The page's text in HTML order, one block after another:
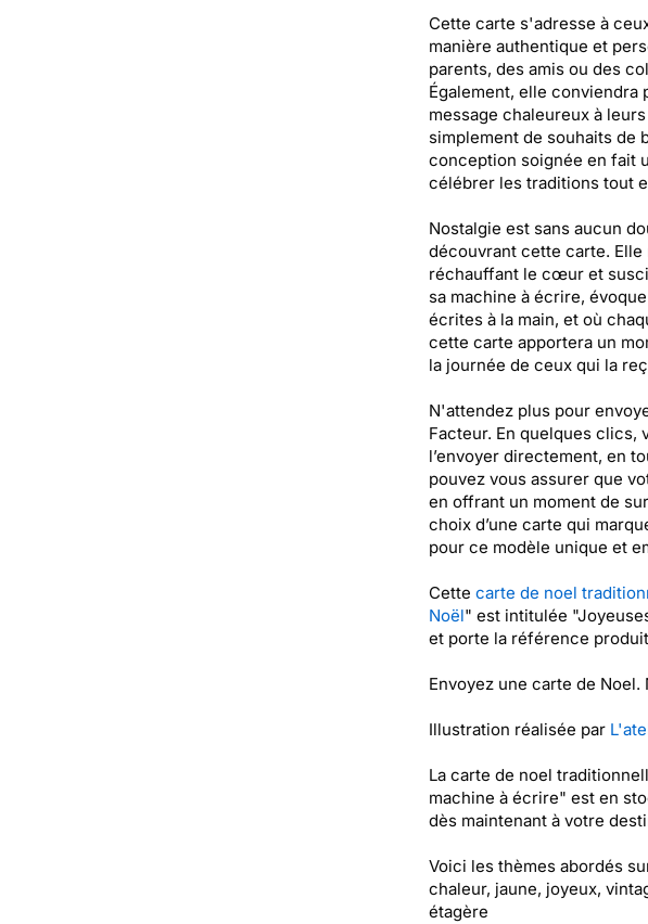
Cette carte s'adresse à
manière authentique et
parents, des amis ou des
Également, elle conviendra
message chaleureux à
simplement de souhaits de
conception soignée en fait
célébrer les traditions tout
Nostalgie est sans aucun
découvrant cette carte.
réchauffant le cœur et
sa machine à écrire,
écrites à la main, et où
cette carte apportera un
la journée de ceux qui la
N'attendez plus pour
Facteur. En quelques clics,
l’envoyer directement, en
pouvez vous assurer que
en offrant un moment de
choix d’une carte qui
pour ce modèle unique et
Cette carte de noel
Noël" est intitulée
et porte la référence
Envoyez une carte de
Illustration réalisée par
La carte de noel
machine à écrire" est en
dès maintenant à votre
Voici les thèmes abordés
chaleur, jaune, joyeux,
étagère